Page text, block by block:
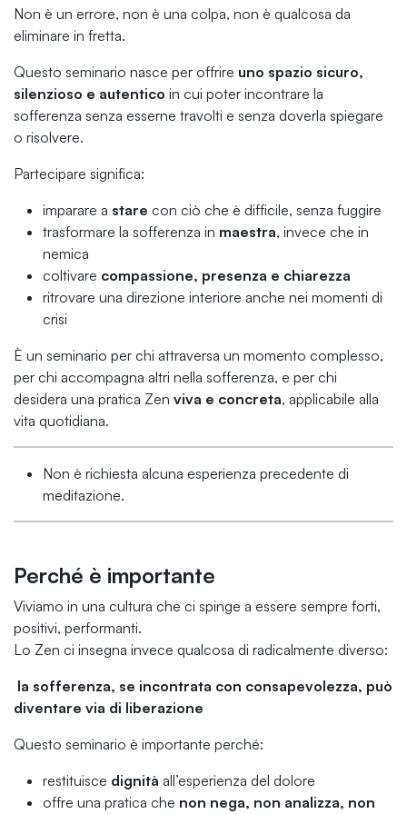
Non è un errore, non è una colpa, non è qualcosa da
eliminare in fretta.
Questo seminario nasce per offrire uno spazio sicuro,
silenzioso e autentico in cui poter incontrare la
sofferenza senza esserne travolti e senza doverla spiegare
o risolvere.
Partecipare significa:
imparare a stare con ciò che è difficile, senza fuggire
trasformare la sofferenza in maestra, invece che in
nemica
coltivare compassione, presenza e chiarezza
ritrovare una direzione interiore anche nei momenti di
crisi
È un seminario per chi attraversa un momento complesso,
per chi accompagna altri nella sofferenza, e per chi
desidera una pratica Zen viva e concreta, applicabile alla
vita quotidiana.
Non è richiesta alcuna esperienza precedente di
meditazione.
Perché è importante
Viviamo in una cultura che ci spinge a essere sempre forti,
positivi, performanti.
Lo Zen ci insegna invece qualcosa di radicalmente diverso:
la sofferenza, se incontrata con consapevolezza, può
diventare via di liberazione
Questo seminario è importante perché:
restituisce dignità all’esperienza del dolore
offre una pratica che non nega, non analizza, non